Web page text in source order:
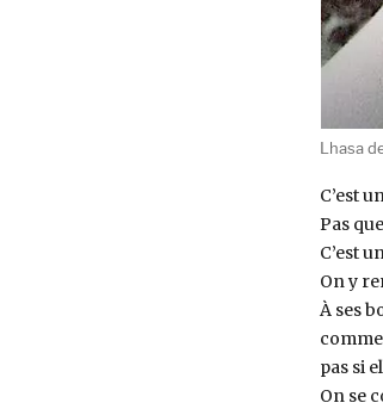
Lhasa
C’est
Pas
C’est
On y
À ses
pas si
On se